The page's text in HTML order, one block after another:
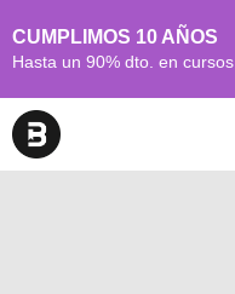
CUMPLIMOS 10 AÑOS
Hasta un 90% dto. en cursos